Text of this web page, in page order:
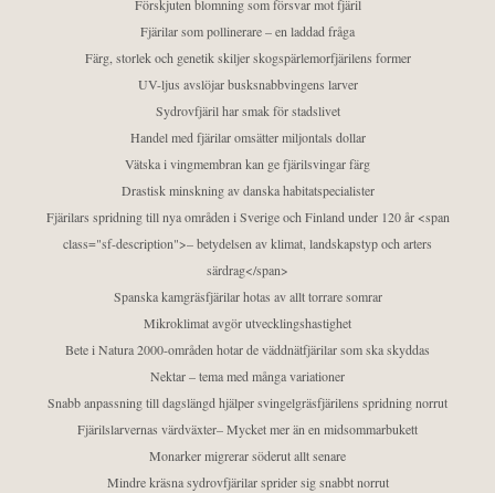
Förskjuten blomning som försvar mot fjäril
Fjärilar som pollinerare – en laddad fråga
Färg, storlek och genetik skiljer skogspärlemorfjärilens former
UV-ljus avslöjar busksnabbvingens larver
Sydrovfjäril har smak för stadslivet
Handel med fjärilar omsätter miljontals dollar
Vätska i vingmembran kan ge fjärilsvingar färg
Drastisk minskning av danska habitatspecialister
Fjärilars spridning till nya områden i Sverige och Finland under 120 år <span
class="sf-description">– betydelsen av klimat, landskapstyp och arters
särdrag</span>
Spanska kamgräsfjärilar hotas av allt torrare somrar
Mikroklimat avgör utvecklingshastighet
Bete i Natura 2000-områden hotar de väddnätfjärilar som ska skyddas
Nektar – tema med många variationer
Snabb anpassning till dagslängd hjälper svingelgräsfjärilens spridning norrut
Fjärilslarvernas värdväxter– Mycket mer än en midsommarbukett
Monarker migrerar söderut allt senare
Mindre kräsna sydrovfjärilar sprider sig snabbt norrut